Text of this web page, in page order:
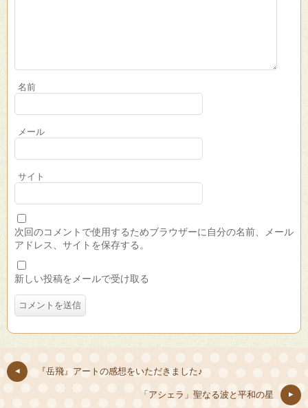
名前
メール
サイト
次回のコメントで使用するためブラウザーに自分の名前、メール
アドレス、サイトを保存する。
新しい投稿をメールで受け取る
『岳飛』アートの感想をいただきました♪
「アシェラ」聖なる波と平和の星